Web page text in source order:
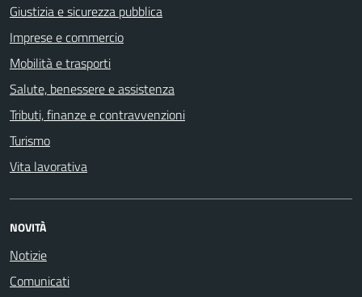
Giustizia e sicurezza pubblica
Imprese e commercio
Mobilità e trasporti
Salute, benessere e assistenza
Tributi, finanze e contravvenzioni
Turismo
Vita lavorativa
NOVITÀ
Notizie
Comunicati